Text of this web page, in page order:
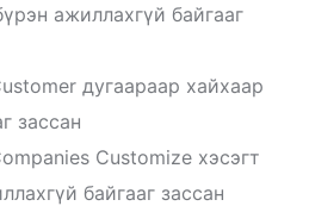
ажиллахгүй байгааг
дугаараар хайхаар
зассан
Customize хэсэгт
байгааг зассан